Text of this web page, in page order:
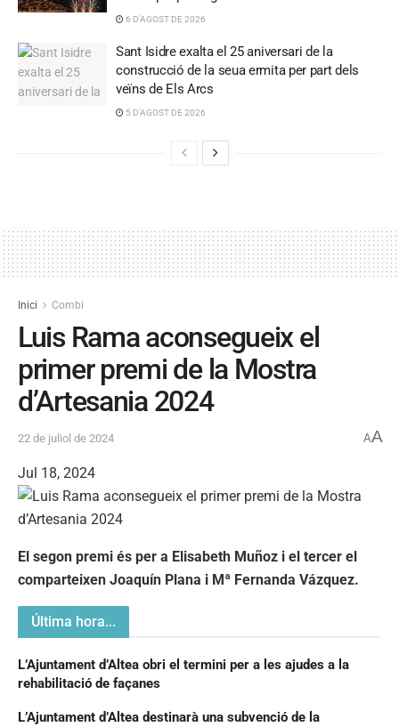
6 D'AGOST DE 2026
Sant Isidre exalta el 25 aniversari de la
construcció de la seua ermita per part dels
veïns de Els Arcs
5 D'AGOST DE 2026
Inici Combi
Luis Rama aconsegueix el
primer premi de la Mostra
d’Artesania 2024
22 de juliol de 2024 AA
Jul 18, 2024
El segon premi és per a Elisabeth Muñoz i el tercer el
comparteixen Joaquín Plana i Mª Fernanda Vázquez.
Última hora...
L’Ajuntament d’Altea obri el termini per a les ajudes a la
rehabilitació de façanes
L’Ajuntament d’Altea destinarà una subvenció de la